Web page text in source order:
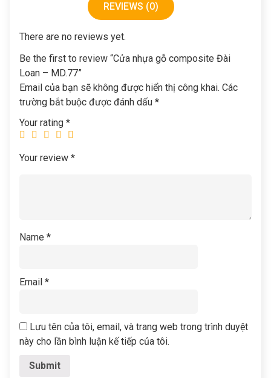
REVIEWS (0)
There are no reviews yet.
Be the first to review “Cửa nhựa gỗ composite Đài
Loan – MD.77”
Email của bạn sẽ không được hiển thị công khai. Các
trường bắt buộc được đánh dấu *
Your rating *
Your review *
Name *
Email *
Lưu tên của tôi, email, và trang web trong trình duyệt
này cho lần bình luận kế tiếp của tôi.